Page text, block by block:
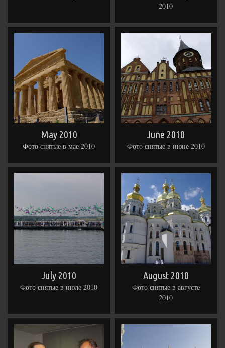
2010
May 2010
Фото снятые в мае 2010
June 2010
Фото снятые в июне 2010
July 2010
Фото снятые в июле 2010
August 2010
Фото снятые в августе
2010